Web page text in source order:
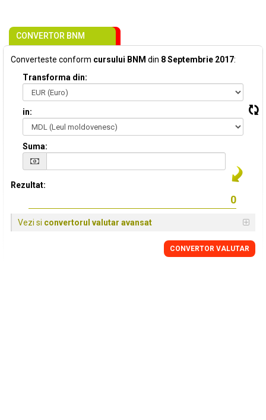
CONVERTOR BNM
Converteste conform cursului BNM din 8 Septembrie 2017:
Transforma din:
in:
Suma:
Rezultat:
Vezi si convertorul valutar avansat
CONVERTOR VALUTAR